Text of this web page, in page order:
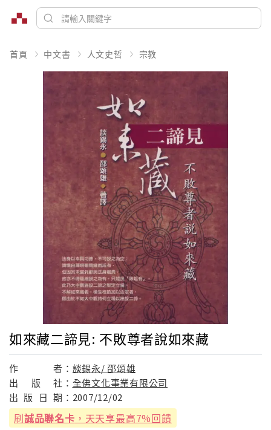
首頁 中文書 人文史哲 宗教
如來藏二諦見: 不敗尊者說如來藏
作 者： 談錫永/ 邵頌雄
出
版 社： 全佛文化事業有限公司
出 版 日 期： 2007/12/02
刷誠品聯名卡 ，天天享最高7%回饋